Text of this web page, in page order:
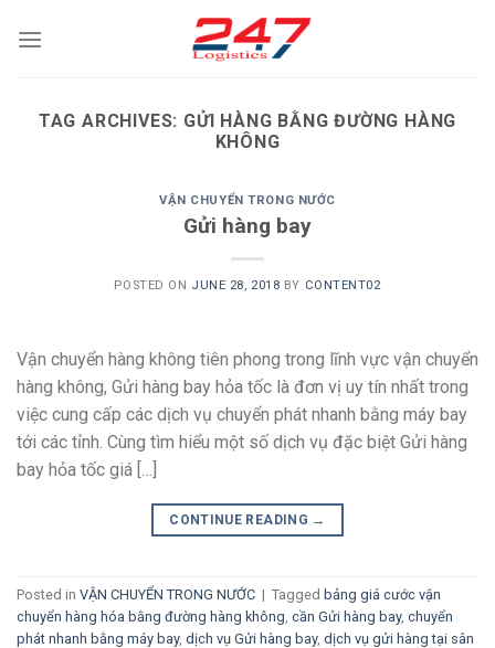
TAG ARCHIVES: GỬI HÀNG BẰNG ĐƯỜNG HÀNG
KHÔNG
VẬN CHUYỂN TRONG NƯỚC
Gửi hàng bay
POSTED ON JUNE 28, 2018 BY CONTENT02
Vận chuyển hàng không tiên phong trong lĩnh vực vận chuyển
hàng không, Gửi hàng bay hỏa tốc là đơn vị uy tín nhất trong
việc cung cấp các dịch vụ chuyển phát nhanh bằng máy bay
tới các tỉnh. Cùng tìm hiểu một số dịch vụ đặc biệt Gửi hàng
bay hỏa tốc giá […]
CONTINUE READING →
Posted in VẬN CHUYỂN TRONG NƯỚC | Tagged bảng giá cước vận
chuyển hàng hóa bằng đường hàng không cần Gửi hàng bay, chuyển
phát nhanh bằng máy bay, dịch vụ Gửi hàng bay, dịch vụ gửi hàng tại sân